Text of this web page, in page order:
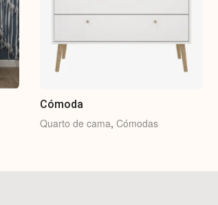
Cómoda
Quarto de cama, Cómodas